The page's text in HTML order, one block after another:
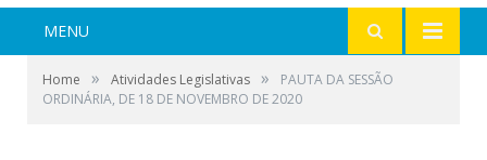
MENU
Home » Atividades Legislativas »
PAUTA DA SESSÃO
ORDINÁRIA, DE 18 DE NOVEMBRO DE 2020